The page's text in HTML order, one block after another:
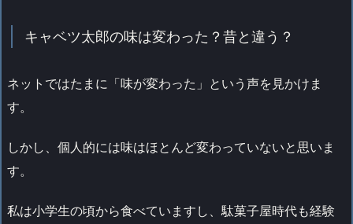
キャベツ太郎の味は変わった？昔と違う？
ネットではたまに「味が変わった」という声を見かけま
す。
しかし、個人的には味はほとんど変わっていないと思いま
す。
私は小学生の頃から食べていますし、駄菓子屋時代も経験